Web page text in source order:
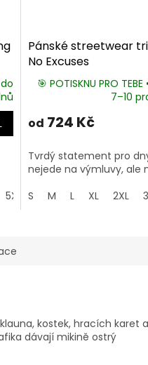
5XL
Pánské streetwear
No Excuses
🎯 POTISKNU PRO
7–10
od 724 Kč
Tvrdý statement pro
nejede na výmluvy, ale
S
M L XL 2XL
kostek, hracích karet a
dávají mikině ostrý